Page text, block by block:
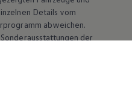
Details vom
abweichen.
der